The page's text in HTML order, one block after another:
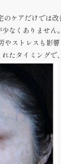
ケアだけでは改
なくありません。
ストレスも影響
たタイミングで